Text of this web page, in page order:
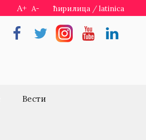
A+ A- ћирилица / latinica
FacebookTwitterInstragramYoutubeLinkedin
Вести